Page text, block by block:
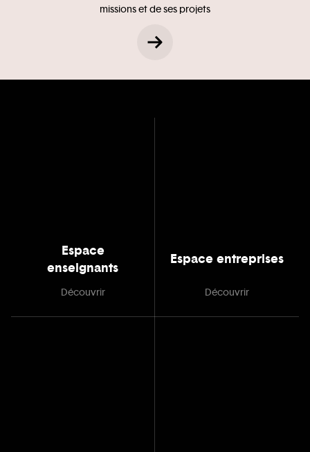
missions et de ses projets
Espace
enseignants
Découvrir
Espace entreprises
Découvrir